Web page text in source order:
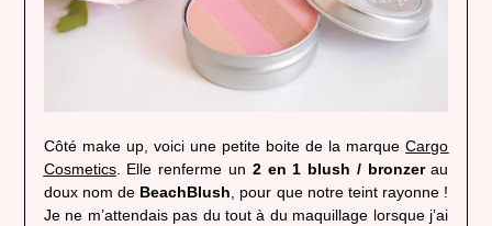
Côté make up, voici une petite boite de la marqueCargo
Cosmetics. Elle renferme un 2 en 1 blush / bronzerau
doux nom de BeachBlush, pour que notre teint rayonne !
Je ne m’attendais pas du tout à du maquillage lorsque j’ai